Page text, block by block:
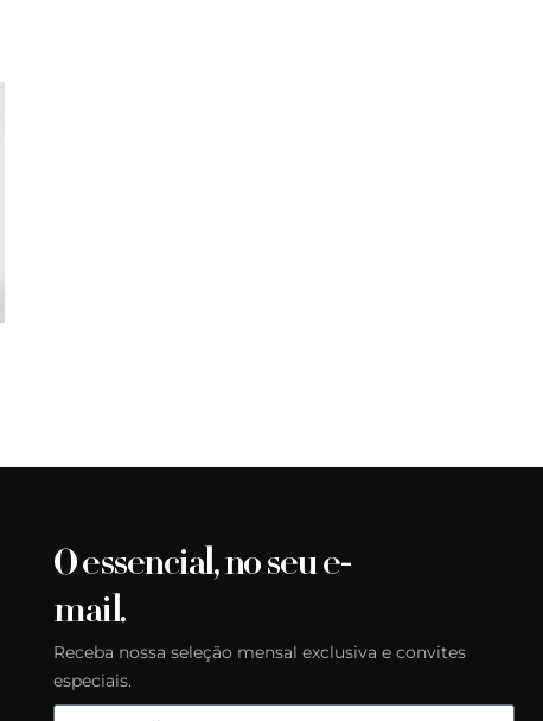
O essencial, no seu e-
mail.
Receba nossa seleção mensal exclusiva e convites
especiais.